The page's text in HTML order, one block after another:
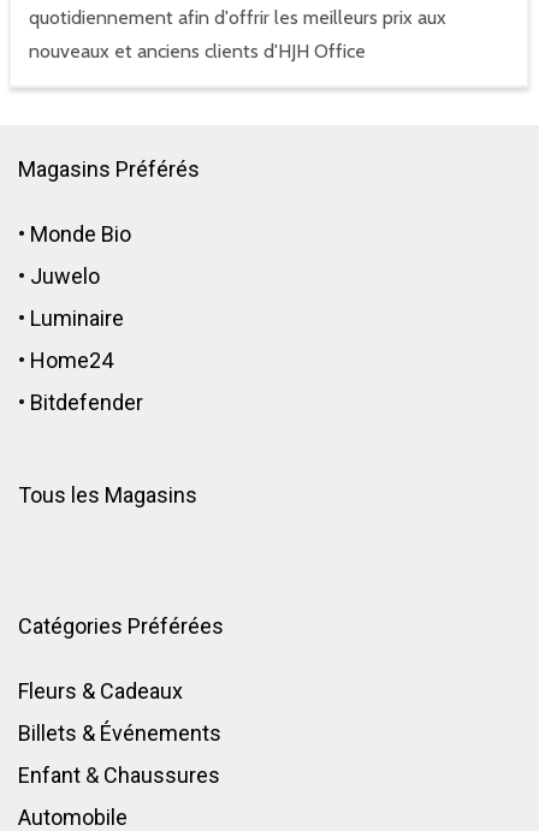
quotidiennement afin d'offrir les meilleurs prix aux
nouveaux et anciens clients d'HJH Office
Magasins Préférés
• Monde Bio
• Juwelo
• Luminaire
• Home24
• Bitdefender
Tous les Magasins
Catégories Préférées
Fleurs & Cadeaux
Billets & Événements
Enfant & Chaussures
Automobile